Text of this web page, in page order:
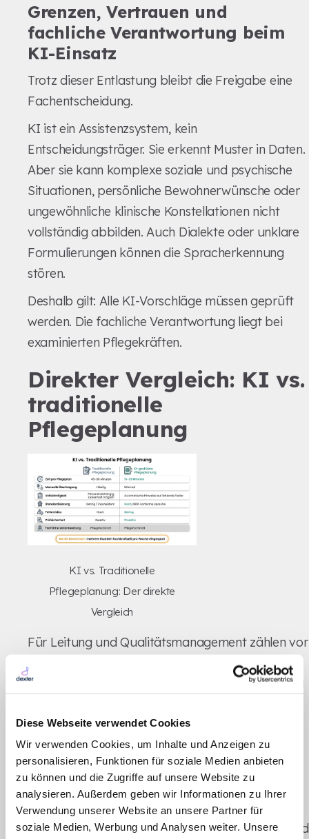
Diese Webseite verwendet Cookies
Wir verwenden Cookies, um Inhalte und Anzeigen zu
personalisieren, Funktionen für soziale Medien anbieten
zu können und die Zugriffe auf unsere Website zu
analysieren. Außerdem geben wir Informationen zu Ihrer
Verwendung unserer Website an unsere Partner für
soziale Medien, Werbung und Analysen weiter. Unsere
Grenzen, Vertrauen und
fachliche Verantwortung beim
KI-Einsatz
Trotz dieser Entlastung bleibt die Freigabe eine
Fachentscheidung.
KI ist ein Assistenzsystem, kein
Entscheidungsträger. Sie erkennt Muster in Daten.
Aber sie kann komplexe soziale und psychische
Situationen, persönliche Bewohnerwünsche oder
ungewöhnliche klinische Konstellationen nicht
vollständig abbilden. Auch Dialekte oder unklare
Formulierungen können die Spracherkennung
stören.
Deshalb gilt: Alle KI-Vorschläge müssen geprüft
werden. Die fachliche Verantwortung liegt bei
examinierten Pflegekräften.
Direkter Vergleich: KI vs.
traditionelle
Pflegeplanung
KI vs. Traditionelle
Pflegeplanung: Der direkte
Vergleich
Für Leitung und Qualitätsmanagement zählen vor
Aufwand, Qualität und
Prüfsicherheit
wird im Alltag
spürbar entlastet.
Arbeitsaufwand pro Schicht
Der größte Unterschied zeigt sich beim täglichen
Zeitbudget. Nicht die pflegerische Einschätzung
macht hier den Unterschied, sondern der Aufwand